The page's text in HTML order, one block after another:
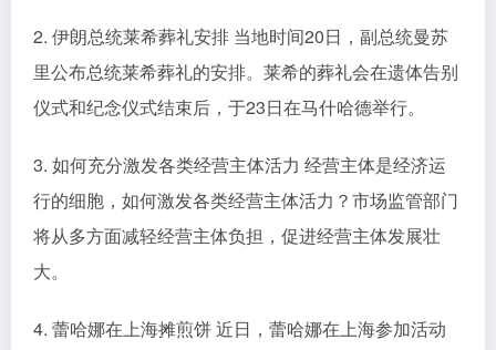
2. 伊朗总统莱希葬礼安排 当地时间20日，副总统曼苏
里公布总统莱希葬礼的安排。莱希的葬礼会在遗体告别
仪式和纪念仪式结束后，于23日在马什哈德举行。
3. 如何充分激发各类经营主体活力 经营主体是经济运
行的细胞，如何激发各类经营主体活力？市场监管部门
将从多方面减轻经营主体负担，促进经营主体发展壮
大。
4. 蕾哈娜在上海摊煎饼 近日，蕾哈娜在上海参加活动